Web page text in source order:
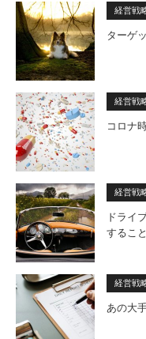
経営戦
ターゲ
経営戦
コロナ
経営戦
ドライ
するこ
経営戦
あの大